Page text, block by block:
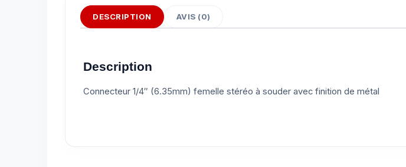
DESCRIPTION AVIS (0)
Description
Connecteur 1/4″ (6.35mm) femelle stéréo à souder avec finition de métal